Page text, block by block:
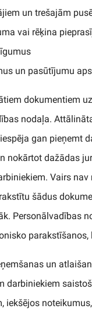
un trešajām
vai rēķina
un pasūtījumu
dokumentiem
nodaļa.
gan pieņemt
nokārtot dažādas
Vairs nav
šādus
Personālvadības
un
darbiniekiem
iekšējos